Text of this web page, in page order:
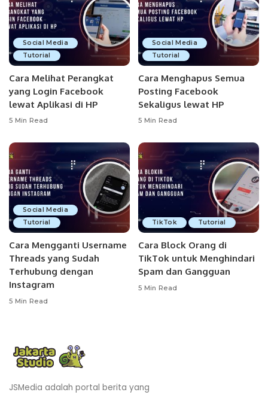
Social Media
Tutorial
Cara Melihat Perangkat
yang Login Facebook
lewat Aplikasi di HP
5 Min Read
Social Media
Tutorial
Cara Menghapus Semua
Posting Facebook
Sekaligus lewat HP
5 Min Read
Social Media
Tutorial
Cara Mengganti Username
Threads yang Sudah
Terhubung dengan
Instagram
5 Min Read
TikTok Tutorial
Cara Block Orang di
TikTok untuk Menghindari
Spam dan Gangguan
5 Min Read
JSMedia adalah portal berita yang